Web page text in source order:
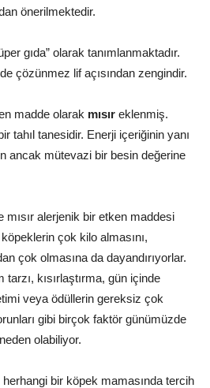
önerilmektedir.
gıda” olarak tanımlanmaktadır.
çözünmez lif açısından zengindir.
madde olarak mısır eklenmiş.
tahıl tanesidir. Enerji içeriğinin yanı
ancak mütevazi bir besin değerine
mısır alerjenik bir etken maddesi
çok kilo almasını,
çok olmasına da dayandırıyorlar.
kısırlaştırma, gün içinde
veya ödüllerin gereksiz çok
gibi birçok faktör günümüzde
olabiliyor.
herhangi bir köpek mamasında tercih